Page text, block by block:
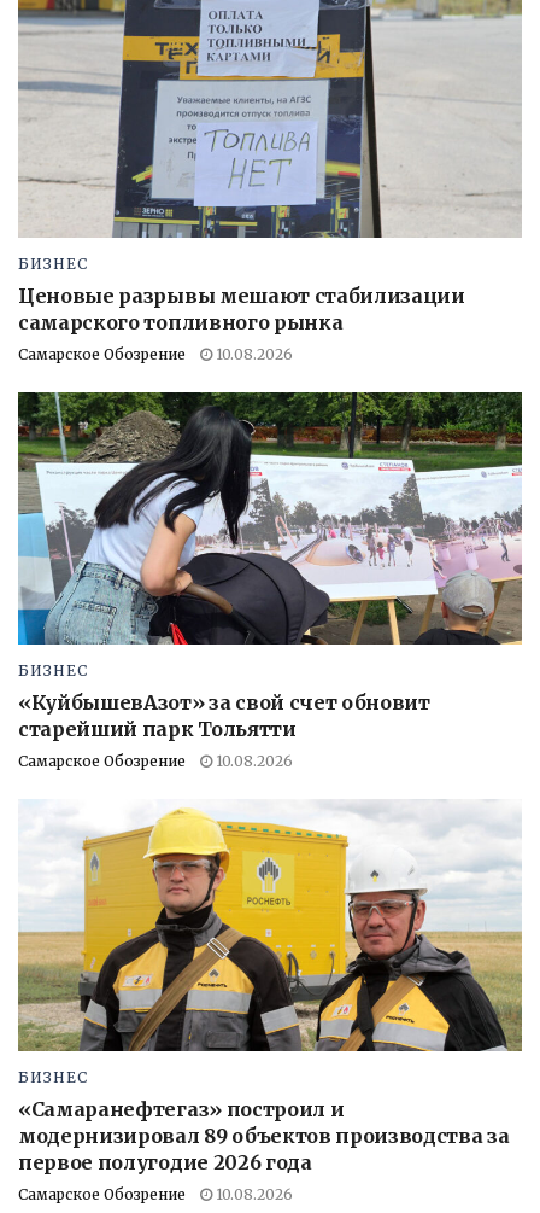
БИЗНЕС
Ценовые разрывы мешают стабилизации
самарского топливного рынка
Самарское Обозрение 10.08.2026
БИЗНЕС
«КуйбышевАзот» за свой счет обновит
старейший парк Тольятти
Самарское Обозрение 10.08.2026
БИЗНЕС
«Самаранефтегаз» построил и
модернизировал 89 объектов производства за
первое полугодие 2026 года
Самарское Обозрение 10.08.2026